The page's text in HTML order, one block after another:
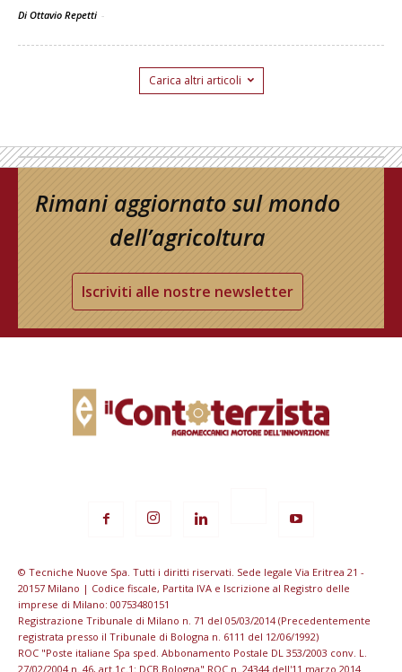
Di Ottavio Repetti -
Carica altri articoli
Rimani aggiornato sul mondo
dell’agricoltura
Iscriviti alle nostre newsletter
© Tecniche Nuove Spa. Tutti i diritti riservati. Sede legale Via Eritrea 21 -
20157 Milano | Codice fiscale, Partita IVA e Iscrizione al Registro delle
imprese di Milano: 00753480151
Registrazione Tribunale di Milano n. 71 del 05/03/2014 (Precedentemente
registrata presso il Tribunale di Bologna n. 6111 del 12/06/1992)
ROC "Poste italiane Spa sped. Abbonamento Postale DL 353/2003 conv. L.
27/02/2004 n. 46, art.1c.1: DCB Bologna" ROC n. 24344 dell'11 marzo 2014